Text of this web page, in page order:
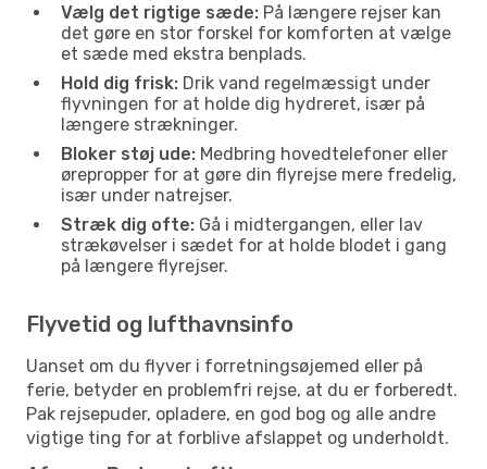
Vælg det rigtige sæde: På længere rejser kan
det gøre en stor forskel for komforten at vælge
et sæde med ekstra benplads.
Hold dig frisk: Drik vand regelmæssigt under
flyvningen for at holde dig hydreret, især på
længere strækninger.
Bloker støj ude: Medbring hovedtelefoner eller
ørepropper for at gøre din flyrejse mere fredelig,
især under natrejser.
Stræk dig ofte: Gå i midtergangen, eller lav
strækøvelser i sædet for at holde blodet i gang
på længere flyrejser.
Flyvetid og lufthavnsinfo
Uanset om du flyver i forretningsøjemed eller på
ferie, betyder en problemfri rejse, at du er forberedt.
Pak rejsepuder, opladere, en god bog og alle andre
vigtige ting for at forblive afslappet og underholdt.